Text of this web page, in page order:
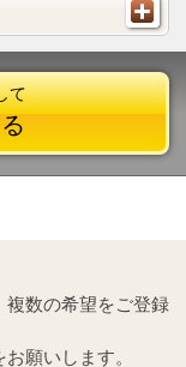
て
数の希望をご登録
願いします。